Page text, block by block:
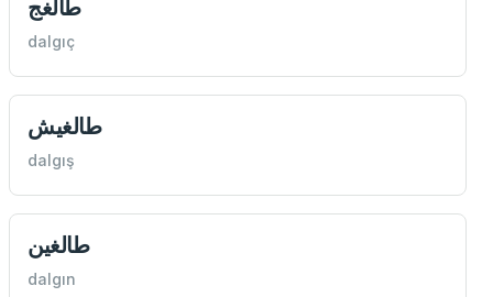
طالغج
dalgıç
طالغيش
dalgış
طالغين
dalgın